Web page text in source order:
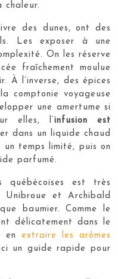
chaleur.
des dunes, ont des
Les exposer à une
On les réserve
fraîchement moulue
À l’inverse, des épices
comptonie voyageuse
une amertume si
elles, l’infusion est
dans un liquide chaud
temps limité, puis on
parfumé.
québécoises est très
Unibroue et Archibald
baumier. Comme le
délicatement dans le
en extraire les arômes
un guide rapide pour